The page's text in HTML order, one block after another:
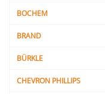
BOCHEM
BRAND
BÜRKLE
CHEVRON PHILLIPS